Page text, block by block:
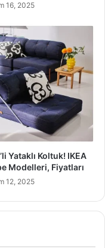
16, 2025
Yataklı Koltuk! IKEA
Modelleri, Fiyatları
12, 2025